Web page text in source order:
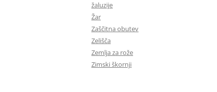
žaluzije
Žar
Zaščitna obutev
Zelišča
Zemlja za rože
Zimski škornji